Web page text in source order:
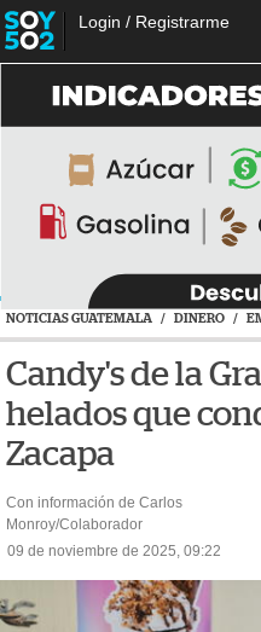
Login / Registrarme
NOTICIAS GUATEMALA / DINERO /
Candy's de la
helados que
Zacapa
Con información de Carlos
Monroy/Colaborador
09 de noviembre de 2025, 09:22